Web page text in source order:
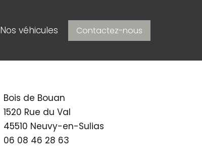
Nos véhicules Contactez-nous
Bois de Bouan
1520 Rue du Val
45510 Neuvy-en-Sulias
06 08 46 28 63